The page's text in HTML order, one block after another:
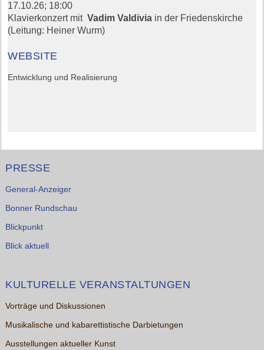
17.10.26; 18:00
Klavierkonzert mitVadim Valdivia in der Friedenskirche
(Leitung: Heiner Wurm)
WEBSITE
Entwicklung und Realisierung
PRESSE
General-Anzeiger
Bonner Rundschau
Blickpunkt
Blick aktuell
KULTURELLE VERANSTALTUNGEN
Vorträge und Diskussionen
Musikalische und kabarettistische Darbietungen
Ausstellungen aktueller Kunst